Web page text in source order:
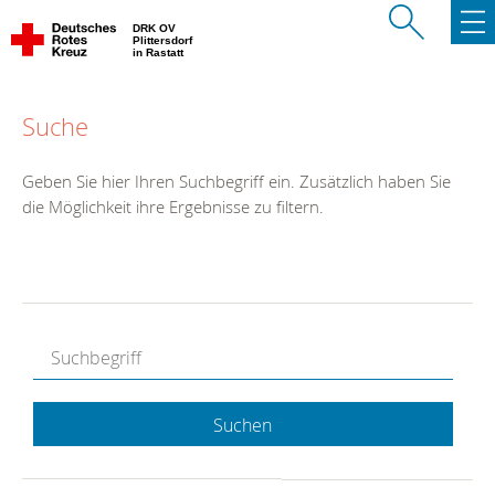
DRK OV
Plittersdorf
in Rastatt
Suche
Geben Sie hier Ihren Suchbegriff ein. Zusätzlich haben Sie
die Möglichkeit ihre Ergebnisse zu filtern.
Suchen